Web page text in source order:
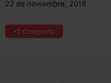
22 de noviembre, 2018
Compartir